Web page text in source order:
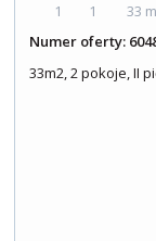
1 1 33 m
Numer oferty:
33m2, 2 pokoje, II